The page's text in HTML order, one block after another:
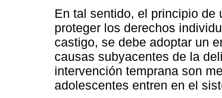
En tal sentido, el principio
proteger los derechos
castigo, se debe adoptar un
causas subyacentes de la
intervención temprana son
adolescentes entren en el